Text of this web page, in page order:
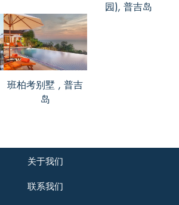
园), 普吉岛
班柏考别墅 , 普吉
岛
关于我们
联系我们